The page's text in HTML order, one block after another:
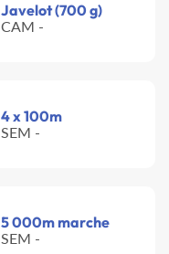
Javelot (700 g)
CAM -
4 x 100m
SEM -
5 000m marche
SEM -